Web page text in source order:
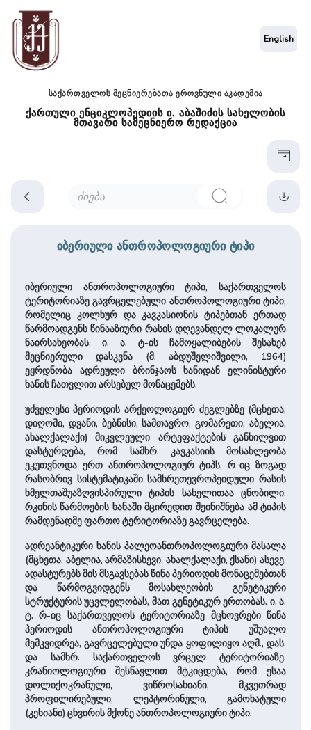
საქართველოს მეცნიერებათა ეროვნული აკადემია
ქართული ენციკლოპედიის ი. აბაშიძის სახელობის
მთავარი სამეცნიერო რედაქცია
English
იბერიული ანთროპოლოგიური ტიპი
იბერიული ანთროპოლოგიური ტიპი, საქართველოს
ტერიტორიაზე გავრცელებული ანთროპოლოგიური ტიპი,
რომელიც კოლხურ და კავკასიონის ტიპებთან ერთად
წარმოადგენს წინააზიური რასის დღევანდელ ლოკალურ
ნაირსახეობას. ი. ა. ტ-ის ჩამოყალიბების შესახებ
მეცნიერული დასკვნა (მ. აბდუშელიშვილი, 1964)
ეყრდნობა ადრეული ბრინჯაოს ხანიდან ელინისტური
ხანის ჩათვლით არსებულ მონაცემებს.
უძველესი პერიოდის არქეოლოგიურ ძეგლებზე (მცხეთა,
დიღომი, დვანი, ბებნისი, სამთავრო, გომარეთი, აბელია,
ახალქალაქი) მიკვლეული არტეფაქტების განხილვით
დასტურდება, რომ სამხრ. კავკასიის მოსახლეობა
ეკუთვნოდა ერთ ანთროპოლოგიურ ტიპს, რ-იც ზოგად
რასობრივ სისტემატიკაში სამხრეთევროპეიდული რასის
ხმელთაშუაზღვისპირული ტიპის სახელითაა ცნობილი.
რკინის წარმოების ხანაში მცირედით შეინიშნება ამ ტიპის
რამდენადმე ფართო ტერიტორიაზე გავრცელება.
ადრეანტიკური ხანის პალეოანთროპოლოგიური მასალა
(მცხეთა, აბელია, არმაზისხევი, ახალქალაქი, ქსანი) ასევე,
ადასტურებს მის მსგავსებას წინა პერიოდის მონაცემებთან
და წარმოგვიდგენს მოსახლეობის გენეტიკური
სტრუქტურის უცვლელობას, მათ გენეტიკურ ერთობას. ი. ა.
ტ. რ-იც საქართველოს ტერიტორიაზე მცხოვრები წინა
პერიოდის ანთროპოლოგიური ტიპის უშუალო
მემკვიდრეა, გავრცელებული უნდა ყოფილიყო აღმ., დას.
და სამხრ. საქართველოს ვრცელ ტერიტორიაზე.
კრანიოლოგიური შესწავლით მტკიცდება, რომ ესაა
დოლიქოკრანული, ვიწროსახიანი, მკვეთრად
პროფილირებული, ლეპტორინული, გამოხატული
(კეხიანი) ცხვირის მქონე ანთროპოლოგიური ტიპი.